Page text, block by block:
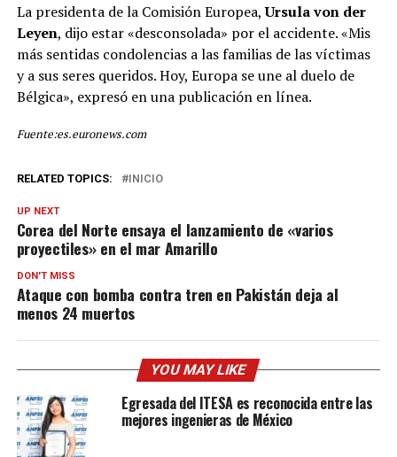
La presidenta de la Comisión Europea,Ursula von der
Leyen, dijo estar «desconsolada» por el accidente. «Mis
más sentidas condolencias a las familias de las víctimas
y a sus seres queridos. Hoy, Europa se une al duelo de
Bélgica», expresó en una publicación en línea.
Fuente:es.euronews.com
RELATED TOPICS: INICIO
UP NEXT
Corea del Norte ensaya el lanzamiento de «varios
proyectiles» en el mar Amarillo
DON'T MISS
Ataque con bomba contra tren en Pakistán deja al
menos 24 muertos
YOU MAY LIKE
Egresada del ITESA es reconocida entre las
mejores ingenieras de México